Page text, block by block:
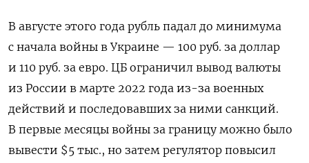
В августе этого года рубль падал до минимума
с начала войны в Украине — 100 руб. за доллар
и 110 руб. за евро. ЦБ ограничил вывод валюты
из России в марте 2022 года из-за военных
действий и последовавших за ними санкций.
В первые месяцы войны за границу можно было
вывести $5 тыс., но затем регулятор повысил